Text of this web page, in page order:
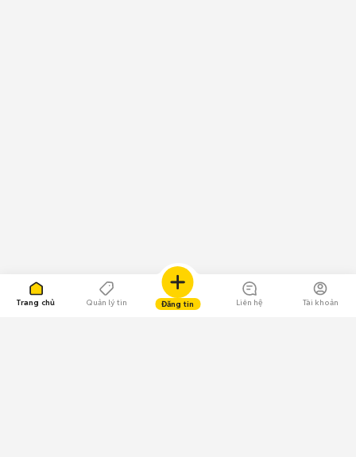
Trang chủ Quản lý tin Đăng tin Liên hệ Tài khoản